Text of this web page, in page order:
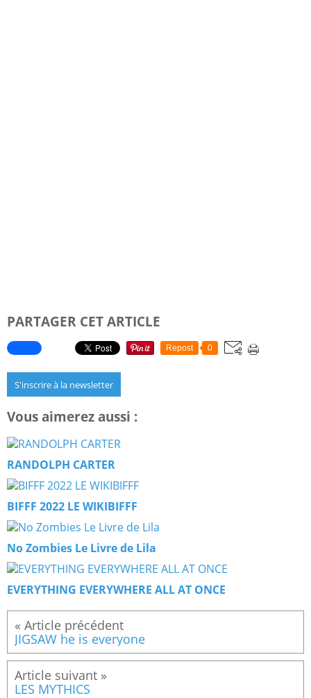
PARTAGER CET ARTICLE
Repost 0
S'inscrire à la newsletter
Vous aimerez aussi :
RANDOLPH CARTER
BIFFF 2022 LE WIKIBIFFF
No Zombies Le Livre de Lila
EVERYTHING EVERYWHERE ALL AT ONCE
JIGSAW he is everyone
LES MYTHICS